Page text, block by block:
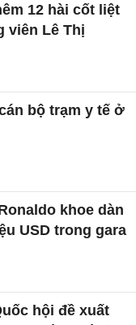
12 hài cốt liệt
viên Lê Thị
bộ trạm y tế ở
khoe dàn
USD trong gara
hội đề xuất